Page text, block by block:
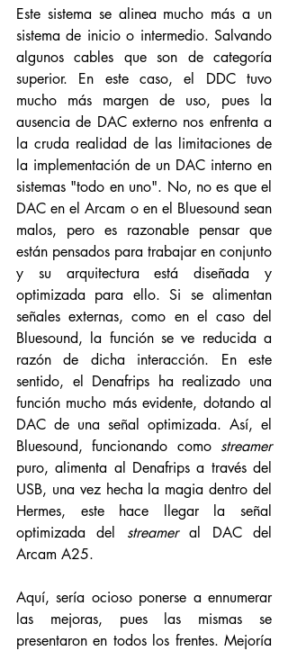
Este sistema se alinea mucho más a un
sistema de inicio o intermedio. Salvando
algunos cables que son de categoría
superior. En este caso, el DDC tuvo
mucho más margen de uso, pues la
ausencia de DAC externo nos enfrenta a
la cruda realidad de las limitaciones de
la implementación de un DAC interno en
sistemas "todo en uno". No, no es que el
DAC en el Arcam o en el Bluesound sean
malos, pero es razonable pensar que
están pensados para trabajar en conjunto
y su arquitectura está diseñada y
optimizada para ello. Si se alimentan
señales externas, como en el caso del
Bluesound, la función se ve reducida a
razón de dicha interacción. En este
sentido, el Denafrips ha realizado una
función mucho más evidente, dotando al
DAC de una señal optimizada. Así, el
Bluesound, funcionando como streamer
puro, alimenta al Denafrips a través del
USB, una vez hecha la magia dentro del
Hermes, este hace llegar la señal
optimizada del streamer al DAC del
Arcam A25.
Aquí, sería ocioso ponerse a ennumerar
las mejoras, pues las mismas se
presentaron en todos los frentes. Mejoría